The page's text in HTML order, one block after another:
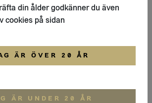
LOGGA IN
Belize Travellers
Bristol Spirits
LOGGA IN
din ålder godkänner du även
cookies på sidan
ÄR ÖVER 20 ÅR
ÄR UNDER 20 ÅR